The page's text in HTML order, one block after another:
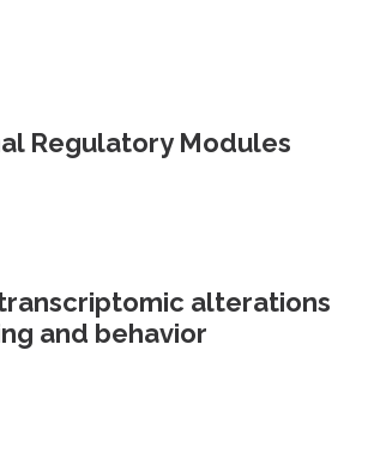
Regulatory Modules
alterations
and behavior